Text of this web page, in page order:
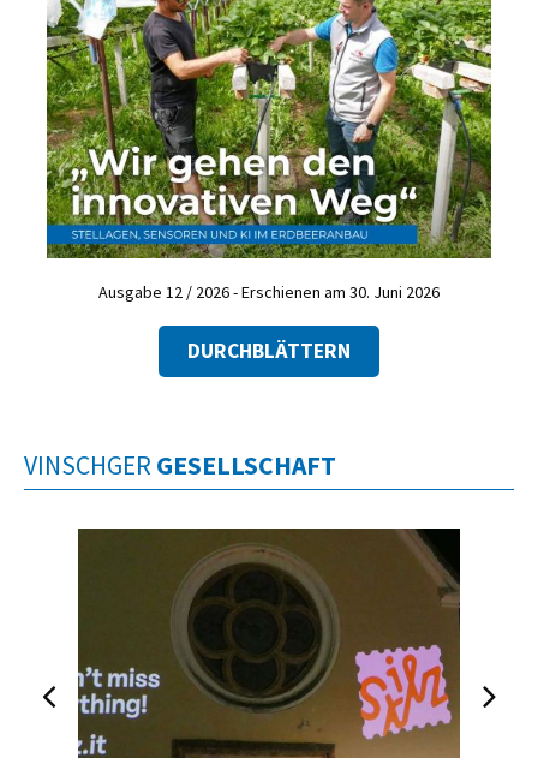
Ausgabe 12 / 2026 - Erschienen am 30. Juni 2026
DURCHBLÄTTERN
VINSCHGER GESELLSCHAFT